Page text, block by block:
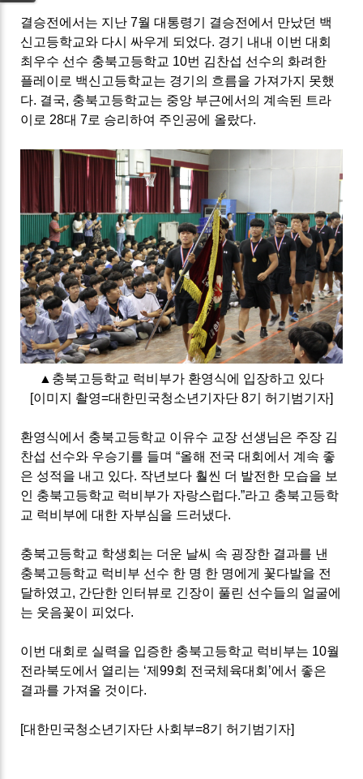
결승전에서는 지난7월 대통령기 결승전에서 만났던 백
신고등학교와 다시 싸우게 되었다. 경기 내내 이번 대회
최우수 선수 충북고등학교 10번 김찬섭 선수의 화려한
플레이로 백신고등학교는 경기의 흐름을 가져가지 못했
다. 결국, 충북고등학교는 중앙 부근에서의 계속된 트라
이로 28대7로 승리하여 주인공에 올랐다.
▲ 충북고등학교 럭비부가 환영식에 입장하고 있다
[이미지 촬영=대한민국청소년기자단 8기 허기범기자]
환영식에서 충북고등학교 이유수 교장 선생님은 주장 김
찬섭 선수와 우승기를 들며“올해 전국 대회에서 계속 좋
은 성적을 내고 있다. 작년보다 훨씬 더 발전한 모습을 보
인 충북고등학교 럭비부가 자랑스럽다.”라고 충북고등학
교 럭비부에 대한 자부심을 드러냈다.
충북고등학교 학생회는 더운 날씨 속 굉장한 결과를 낸
충북고등학교 럭비부 선수 한 명 한 명에게 꽃다발을 전
달하였고, 간단한 인터뷰로 긴장이 풀린 선수들의 얼굴에
는 웃음꽃이 피었다.
이번 대회로 실력을 입증한 충북고등학교 럭비부는 10월
전라북도에서 열리는 ‘제99회 전국체육대회 ’에서 좋은
결과를 가져올 것이다.
[대한민국청소년기자단 사회부=8기 허기범기자]